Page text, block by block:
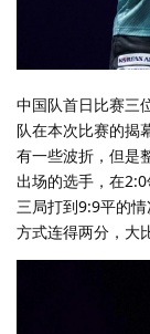
中国队首日比赛三
队在本次比赛的揭
有一些波折，但是
出场的选手，在
三局打到9:9平的
方式连得两分，大